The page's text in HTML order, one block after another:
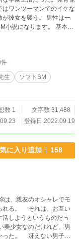
ワンツーマンでのイケな
彼女を襲う。 男性は一
小説になります。 基本的
。 かなり刺激的な表現
生
ソフトSM
数 1
文字数 31,488
登録日 2022.09.19
に入り追加 158
お互い
しようというものだっ
男子と